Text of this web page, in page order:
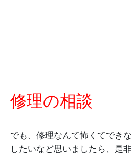
修理の相談
でも、修理なんて怖くてでき
したいなど思いましたら、是